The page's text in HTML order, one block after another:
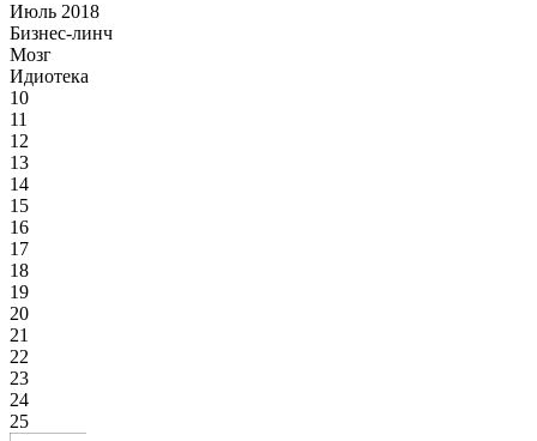
Июль 2018
Бизнес-линч
Мозг
Идиотека
10
11
12
13
14
15
16
17
18
19
20
21
22
23
24
25